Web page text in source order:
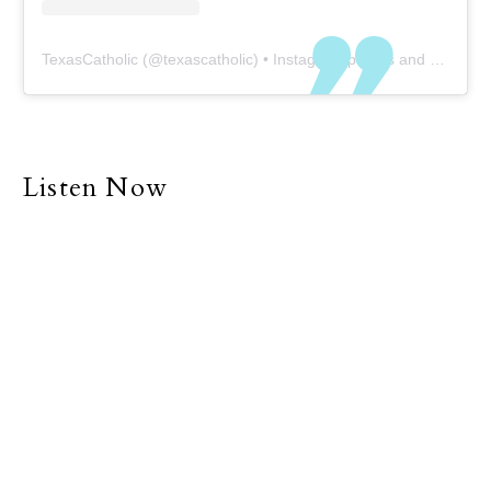
TexasCatholic (@texascatholic) • Instagram photos and videos
Listen Now